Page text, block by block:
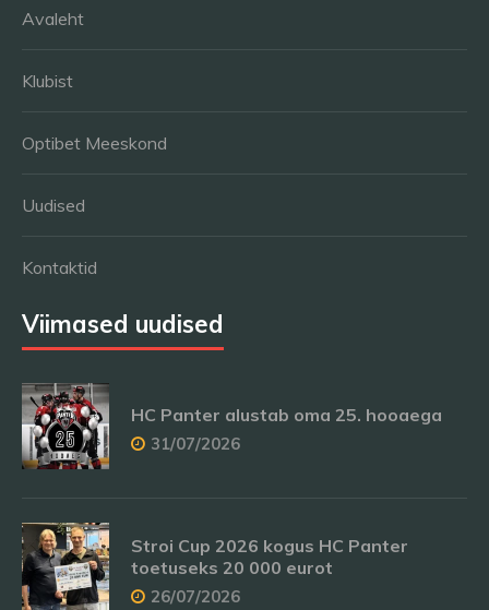
Avaleht
Klubist
Optibet Meeskond
Uudised
Kontaktid
Viimased uudised
HC Panter alustab oma 25. hooaega
31/07/2026
Stroi Cup 2026 kogus HC Panter
toetuseks 20 000 eurot
26/07/2026